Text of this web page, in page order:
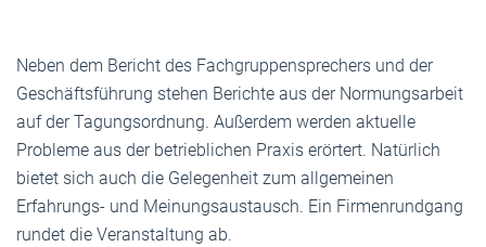
Neben dem Bericht des Fachgruppensprechers und der
Geschäftsführung stehen Berichte aus der Normungsarbeit
auf der Tagungsordnung. Außerdem werden aktuelle
Probleme aus der betrieblichen Praxis erörtert. Natürlich
bietet sich auch die Gelegenheit zum allgemeinen
Erfahrungs- und Meinungsaustausch. Ein Firmenrundgang
rundet die Veranstaltung ab.